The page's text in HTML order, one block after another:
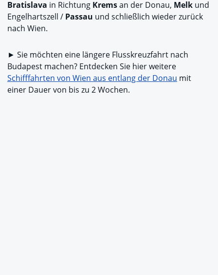
Bratislava in Richtung Kremsan der Donau, Melk und
Engelhartszell / Passau und schließlich wieder zurück
nach Wien.
► Sie möchten eine längere Flusskreuzfahrt nach
Budapest machen? Entdecken Sie hier weitere
Schifffahrten von Wien aus entlang der Donau mit
einer Dauer von bis zu 2 Wochen.